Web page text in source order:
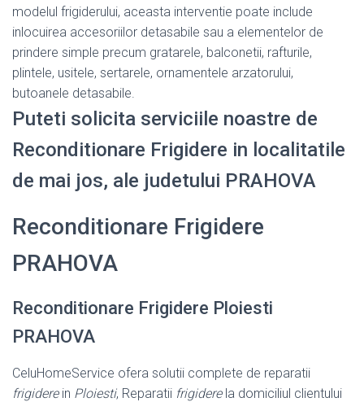
modelul frigiderului, aceasta interventie poate include
inlocuirea accesoriilor detasabile sau a elementelor de
prindere simple precum gratarele, balconetii, rafturile,
plintele, usitele, sertarele, ornamentele arzatorului,
butoanele detasabile.
Puteti solicita serviciile noastre de
Reconditionare Frigidere in localitatile
de mai jos, ale judetului PRAHOVA
Reconditionare Frigidere
PRAHOVA
Reconditionare Frigidere Ploiesti
PRAHOVA
CeluHomeService ofera solutii complete de reparatii
frigiderein Ploiesti, Reparatii frigiderela domiciliul clientului